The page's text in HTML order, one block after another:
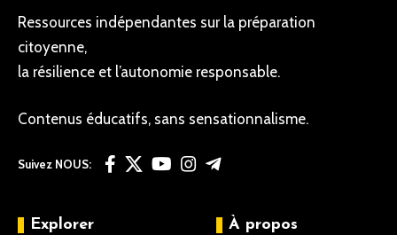
Ressources indépendantes sur la préparation
citoyenne,
la résilience et l’autonomie responsable.
Contenus éducatifs, sans sensationnalisme.
Suivez NOUS:
Explorer À propos